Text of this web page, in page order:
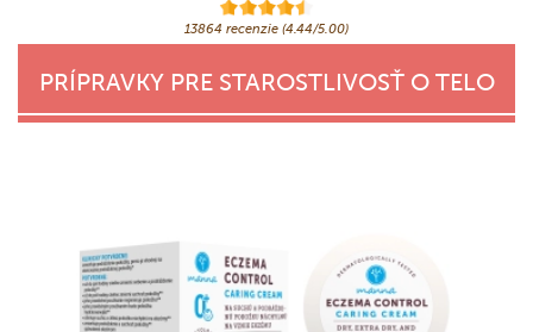
13864 recenzie (4.44/5.00)
PRÍPRAVKY PRE STAROSTLIVOSŤ O TELO